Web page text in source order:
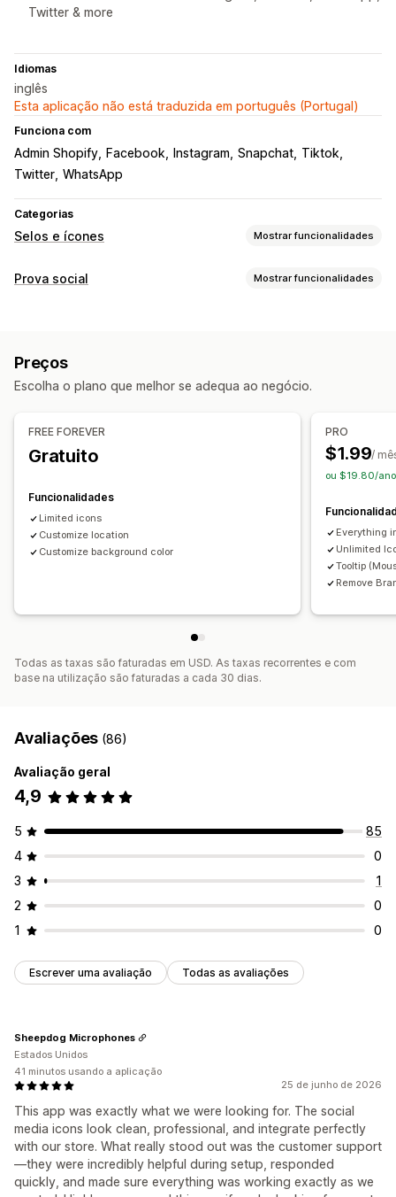
Twitter & more
Idiomas
inglês
Esta aplicação não está traduzida em português (Portugal)
Funciona com
Admin Shopify Facebook Instagram Snapchat Tiktok
Twitter WhatsApp
Categorias
Selos e ícones Mostrar funcionalidades
Tipos de ícones
Animações
Tipos de letra
Tamanho
Específico do dispositivo
Posição do ícone
Barra de anúncios
Páginas personalizadas
Página de finalização da compra
Página de coleções
Rodapé Cabeçalho Secção inicial
Prova social Mostrar funcionalidades
Preços
Escolha o plano que melhor se adequa ao negócio.
FREE FOREVER
Gratuito
Funcionalidades
Limited icons
Customize location
Customize background color
PRO
$1.99/
ou $19.80/ano
Everything
Unlimited
Tooltip
Remove
Todas as taxas são faturadas em USD. As taxas recorrentes e com
base na utilização são faturadas a cada 30 dias.
Avaliações (86)
Avaliação geral
4,9
5
85
4
0
3
1
2
0
1
0
Escrever uma avaliação Todas as avaliações
25 de junho de 2026
This app was exactly what we were looking for. The social
media icons look clean, professional, and integrate perfectly
with our store. What really stood out was the customer support
—they were incredibly helpful during setup, responded
quickly, and made sure everything was working exactly as we
Sheepdog Microphones
Estados Unidos
41 minutos usando a aplicação